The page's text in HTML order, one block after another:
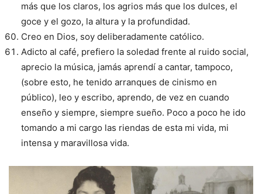
más que los claros, los agrios más que los dulces, el
goce y el gozo, la altura y la profundidad.
Creo en Dios, soy deliberadamente católico.
Adicto al café, prefiero la soledad frente al ruido social,
aprecio la música, jamás aprendí a cantar, tampoco,
(sobre esto, he tenido arranques de cinismo en
público), leo y escribo, aprendo, de vez en cuando
enseño y siempre, siempre sueño. Poco a poco he ido
tomando a mi cargo las riendas de esta mi vida, mi
intensa y maravillosa vida.